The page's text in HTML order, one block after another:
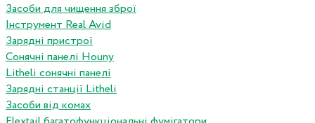
Засоби для чищення зброї
Інструмент Real Avid
Зарядні пристрої
Сонячні панелі Houny
Litheli сонячні панелі
Зарядні станції Litheli
Засоби від комах